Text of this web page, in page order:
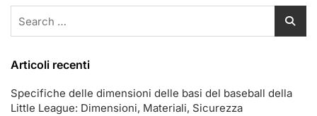
for:
Articoli recenti
Specifiche delle dimensioni delle basi del baseball della
Little League: Dimensioni, Materiali, Sicurezza